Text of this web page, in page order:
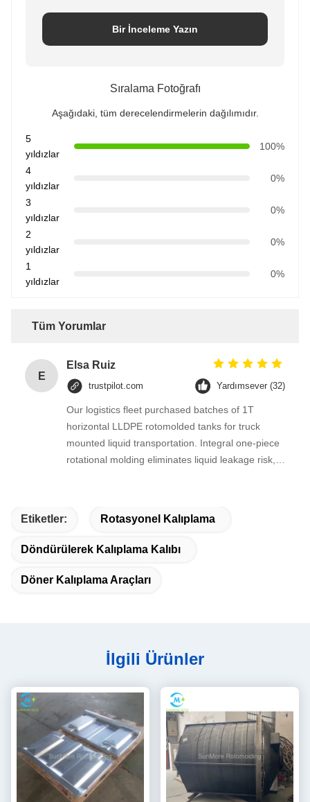
Bir İnceleme Yazın
Sıralama Fotoğrafı
Aşağıdaki, tüm derecelendirmelerin dağılımıdır.
5
yıldızlar
100%
4
yıldızlar
0%
3
yıldızlar
0%
2
yıldızlar
0%
1
yıldızlar
0%
Tüm Yorumlar
E
Elsa Ruiz
trustpilot.com Yardımsever (32)
Our logistics fleet purchased batches of 1T
horizontal LLDPE rotomolded tanks for truck
mounted liquid transportation. Integral one-piece
rotational molding eliminates liquid leakage risk,
acid and alkali liquid corrosion for long-distance
delivery.
Etiketler: Rotasyonel Kalıplama
Döndürülerek Kalıplama Kalıbı
Döner Kalıplama Araçları
İlgili Ürünler